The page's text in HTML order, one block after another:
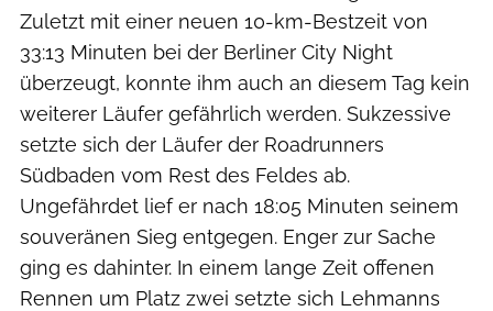
Zuletzt mit einer neuen 10-km-Bestzeit von
33:13 Minuten bei der Berliner City Night
überzeugt, konnte ihm auch an diesem Tag kein
weiterer Läufer gefährlich werden. Sukzessive
setzte sich der Läufer der Roadrunners
Südbaden vom Rest des Feldes ab.
Ungefährdet lief er nach 18:05 Minuten seinem
souveränen Sieg entgegen. Enger zur Sache
ging es dahinter. In einem lange Zeit offenen
Rennen um Platz zwei setzte sich Lehmanns